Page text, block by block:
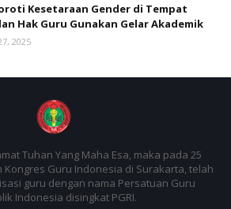
Kesetaraan Gender di Tempat
Hak Guru Gunakan Gelar Akademik
2025
Tuhan Yang Maha Esa, maka pada 25
Kongres Guru Indonesia di Surakarta, telah
guru dengan nama Persatuan Guru
Indonesia disingkat PGRI.